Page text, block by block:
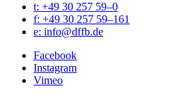
t: +49 30 257 59–0
f: +49 30 257 59–161
e: info@​dffb.​de
Face­book
Insta­gram
Vimeo